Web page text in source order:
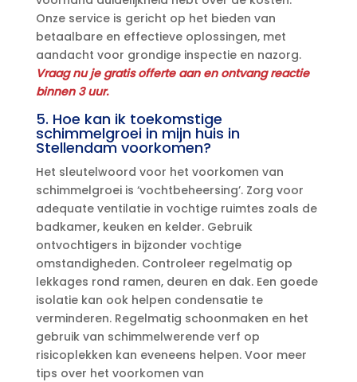
Onze service is gericht op het bieden van
betaalbare en effectieve oplossingen, met
aandacht voor grondige inspectie en nazorg.​
Vraag nu je gratis offerte aan en ontvang reactie
binnen 3 uur.​
5.​ Hoe kan ik toekomstige
schimmelgroei in mijn huis in
Stellendam voorkomen?
Het sleutelwoord voor het voorkomen van
schimmelgroei is ‘vochtbeheersing’.​ Zorg voor
adequate ventilatie in vochtige ruimtes zoals de
badkamer, keuken en kelder.​ Gebruik
ontvochtigers in bijzonder vochtige
omstandigheden.​ Controleer regelmatig op
lekkages rond ramen, deuren en dak.​ Een goede
isolatie kan ook helpen condensatie te
verminderen.​ Regelmatig schoonmaken en het
gebruik van schimmelwerende verf op
risicoplekken kan eveneens helpen.​ Voor meer
tips over het voorkomen van